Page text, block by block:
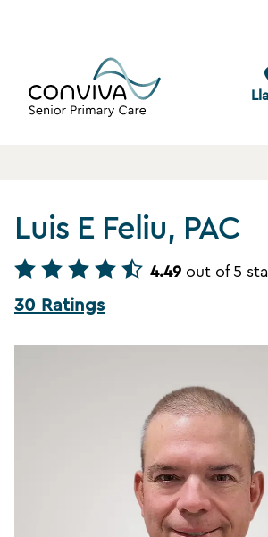
Luis E Feliu, PAC
4.49 out of 5
30 Ratings